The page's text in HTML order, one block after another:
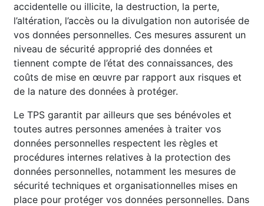
accidentelle ou illicite, la destruction, la perte,
l’altération, l’accès ou la divulgation non autorisée de
vos données personnelles. Ces mesures assurent un
niveau de sécurité approprié des données et
tiennent compte de l’état des connaissances, des
coûts de mise en œuvre par rapport aux risques et
de la nature des données à protéger.
Le TPS garantit par ailleurs que ses bénévoles et
toutes autres personnes amenées à traiter vos
données personnelles respectent les règles et
procédures internes relatives à la protection des
données personnelles, notamment les mesures de
sécurité techniques et organisationnelles mises en
place pour protéger vos données personnelles. Dans